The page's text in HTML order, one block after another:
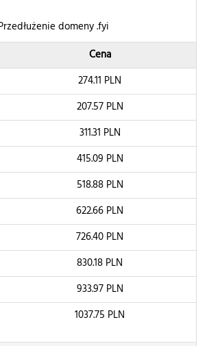
domeny .fyi
Cena
274.11 PLN
207.57PLN
311.31 PLN
415.09 PLN
518.88PLN
622.66 PLN
726.40 PLN
830.18 PLN
933.97PLN
1037.75 PLN